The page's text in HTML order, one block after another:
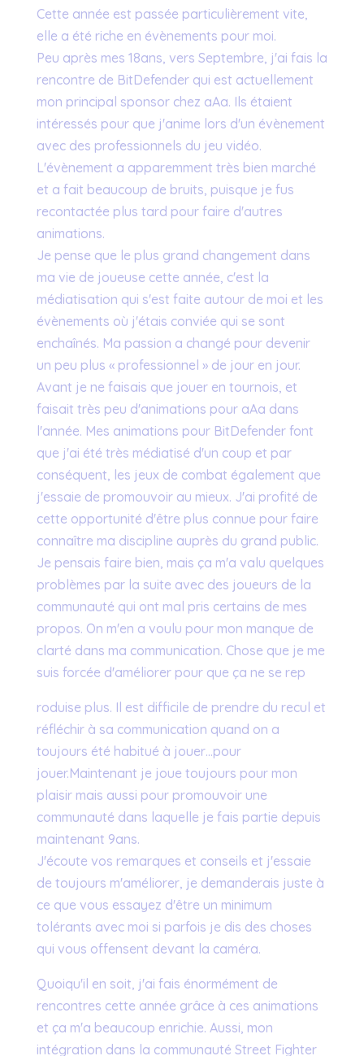
Cette année est passée particulièrement vite,
elle a été riche en évènements pour moi.
Peu après mes 18ans, vers Septembre, j'ai fais la
rencontre de BitDefender qui est actuellement
mon principal sponsor chez aAa. Ils étaient
intéressés pour que j'anime lors d'un évènement
avec des professionnels du jeu vidéo.
L'évènement a apparemment très bien marché
et a fait beaucoup de bruits, puisque je fus
recontactée plus tard pour faire d'autres
animations.
Je pense que le plus grand changement dans
ma vie de joueuse cette année, c'est la
médiatisation qui s'est faite autour de moi et les
évènements où j'étais conviée qui se sont
enchaînés. Ma passion a changé pour devenir
un peu plus « professionnel » de jour en jour.
Avant je ne faisais que jouer en tournois, et
faisait très peu d'animations pour aAa dans
l'année. Mes animations pour BitDefender font
que j'ai été très médiatisé d'un coup et par
conséquent, les jeux de combat également que
j'essaie de promouvoir au mieux. J'ai profité de
cette opportunité d'être plus connue pour faire
connaître ma discipline auprès du grand public.
Je pensais faire bien, mais ça m'a valu quelques
problèmes par la suite avec des joueurs de la
communauté qui ont mal pris certains de mes
propos. On m'en a voulu pour mon manque de
clarté dans ma communication. Chose que je me
suis forcée d'améliorer pour que ça ne se rep
roduise plus. Il est difficile de prendre du recul et
réfléchir à sa communication quand on a
toujours été habitué à jouer…pour
jouer.Maintenant je joue toujours pour mon
plaisir mais aussi pour promouvoir une
communauté dans laquelle je fais partie depuis
maintenant 9ans.
J'écoute vos remarques et conseils et j'essaie
de toujours m'améliorer, je demanderais juste à
ce que vous essayez d'être un minimum
tolérants avec moi si parfois je dis des choses
qui vous offensent devant la caméra.
Quoiqu'il en soit, j'ai fais énormément de
rencontres cette année grâce à ces animations
et ça m'a beaucoup enrichie. Aussi, mon
intégration dans la communauté Street Fighter